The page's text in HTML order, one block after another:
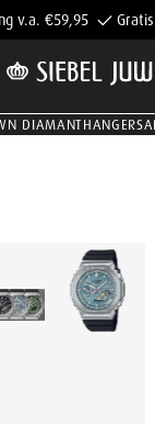
v.a. €59,95
DIAMANTHANGERS